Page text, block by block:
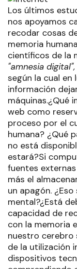
Los últimos
nos apoyamos
recodar cosas
memoria
científicos de la
"amnesia digital",
según la cual
información
máquinas.¿Qué
web como
proceso por el
humana? ¿Qué
no está
estará?Si
fuentes
más el
un apagón.
mental?¿Está
capacidad de
con la memoria
nuestro cerebro
de la utilización
dispositivos